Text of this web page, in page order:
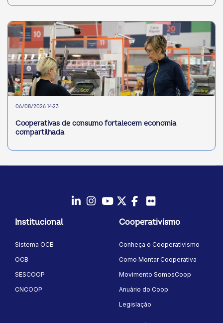
06/08/2026 14:23
Cooperativas de consumo fortalecem economia
compartilhada
Institucional
Sistema OCB
OCB
SESCOOP
CNCOOP
Cooperativismo
Conheça o Cooperativismo
Como Montar Cooperativa
Movimento SomosCoop
Anuário do Coop
Legislação